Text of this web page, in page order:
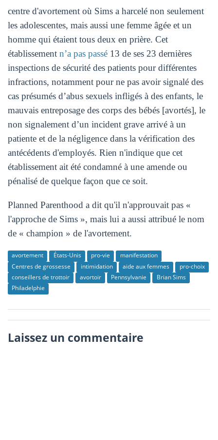
centre d'avortement où Sims a harcelé non seulement
les adolescentes, mais aussi une femme âgée et un
homme qui étaient tous deux en prière. Cet
établissement n’a pas passé13 de ses 23 dernières
inspections de sécurité des patients pour différentes
infractions, notamment pour ne pas avoir signalé des
cas présumés d’abus sexuels infligés à des enfants, le
mauvais entreposage des corps des bébés [avortés], le
non signalement d’un incident grave arrivé à un
patiente et de la négligence dans la vérification des
antécédents d'employés. Rien n'indique que cet
établissement ait été condamné à une amende ou
pénalisé de quelque façon que ce soit.
Planned Parenthood a dit qu'il n'approuvait pas «
l'approche de Sims », mais lui a aussi attribué le nom
de « champion » de l'avortement.
avortement États-Unis pro-vie
manifestation
Centres de grossesse
intimidation aide aux femmes
pro-choix
conseillers de trottoir
avortoir Pennsylvanie
Brian Sims
Philadelphie
Laissez un commentaire